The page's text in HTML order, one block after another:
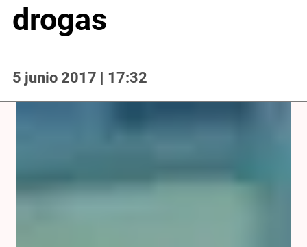
drogas
5 junio 2017 | 17:32